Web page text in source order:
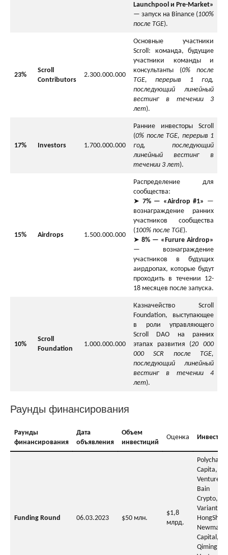
Launchpool и Pre-Market»
— запуск на Binance (100%
после TGE).
23%
Scroll
Contributors
2.300.000.000
Основные участники
Scroll: команда, будущие
участники команды и
консультанты (0% после
TGE, перерыв 1 год,
последующий линейный
вестинг в течении 3
лет).
17% Investors 1.700.000.000
Ранние инвесторы Scroll
(0% после TGE, перерыв 1
год, последующий
линейный вестинг в
течении 3 лет).
15% Airdrops 1.500.000.000
Распределение для
сообщества:
➤ 7% — «Airdrop #1» —
вознаграждение ранних
участников сообщества
(100% после TGE).
➤ 8% — «Furure Airdrop»
— вознаграждение
участников в будущих
аирдропах, которые будут
проходить в течении 12-
18 месяцев после запуска.
10%
Scroll
Foundation
1.000.000.000
Казначейство Scroll
Foundation, выступающее
в роли управляющего
Scroll DAO на ранних
этапах развития (20 000
000 SCR после TGE,
последующий линейный
вестинг в течении 4
лет).
Раунды финансирования
Раунды
финансирования
Дата
объявления
Объем
инвестиций
Оценка
Funding Round 06.03.2023 $50 млн.
$1,8
млрд.
Polychain
Capita,
Ventures,
Bain
Crypto,
Variant,
HongShan,
Newman
Capital,
Qiming